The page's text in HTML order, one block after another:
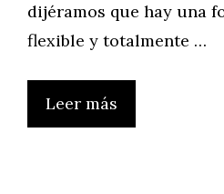
dijéramos que hay una
flexible y totalmente …
Leer más